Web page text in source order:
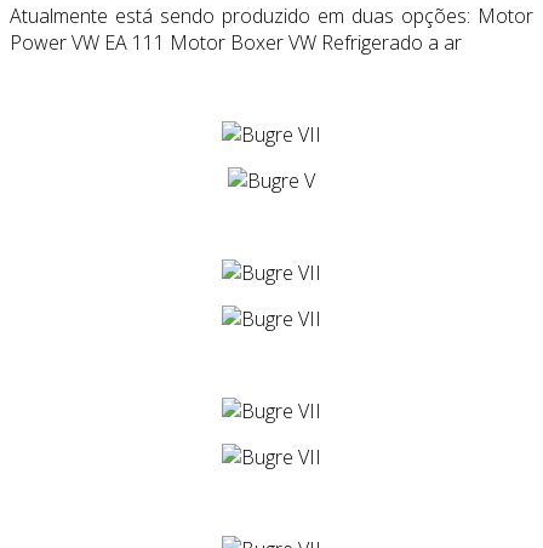
Atualmente está sendo produzido em duas opções: Motor
Power VW EA 111 Motor Boxer VW Refrigerado a ar